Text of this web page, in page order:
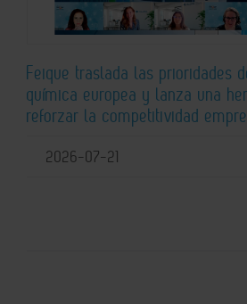
Feique traslada las prioridades
química europea y lanza una
reforzar la competitividad
2026-07-21